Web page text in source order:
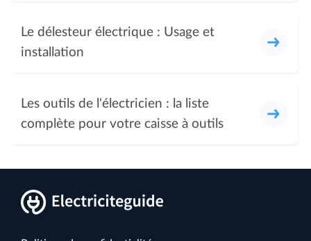
Le délesteur électrique : Usage et
installation
Les outils de l'électricien : la liste
complète pour votre caisse à outils